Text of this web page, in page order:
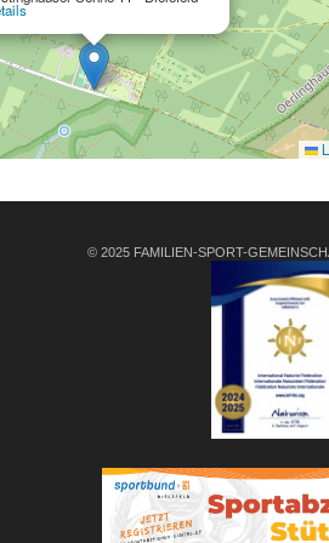
© 2025 FAMILIEN-SPORT-